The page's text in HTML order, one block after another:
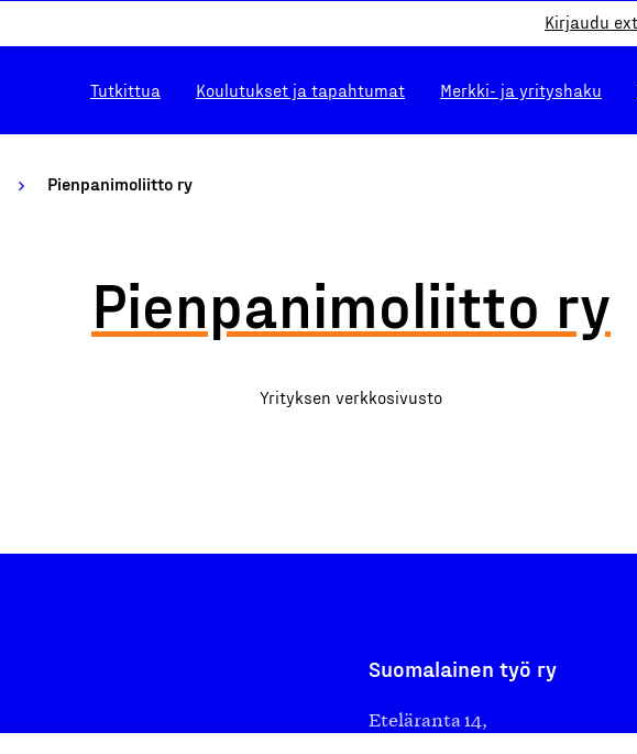
Kirjaudu
Tutkittua Koulutukset ja tapahtumat Merkki- ja yrityshaku
Pienpanimoliitto ry
Pienpanimoliitto ry
Yrityksen verkkosivusto
Suomalainen työ ry
Eteläranta 14,